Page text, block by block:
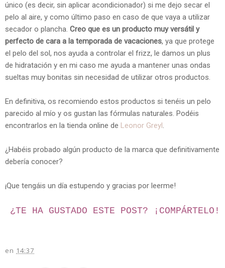
único (es decir, sin aplicar acondicionador) si me dejo secar el
pelo al aire, y como último paso en caso de que vaya a utilizar
secador o plancha. Creo que es un producto muy versátil y
perfecto de cara a la temporada de vacaciones, ya que protege
el pelo del sol, nos ayuda a controlar el frizz, le damos un plus
de hidratación y en mi caso me ayuda a mantener unas ondas
sueltas muy bonitas sin necesidad de utilizar otros productos.
En definitiva, os recomiendo estos productos si tenéis un pelo
parecido al mío y os gustan las fórmulas naturales. Podéis
encontrarlos en la tienda online de Leonor Greyl .
¿Habéis probado algún producto de la marca que definitivamente
debería conocer?
¡Que tengáis un día estupendo y gracias por leerme!
¿TE HA GUSTADO ESTE POST? ¡ COMPÁRTELO!
en 14:37